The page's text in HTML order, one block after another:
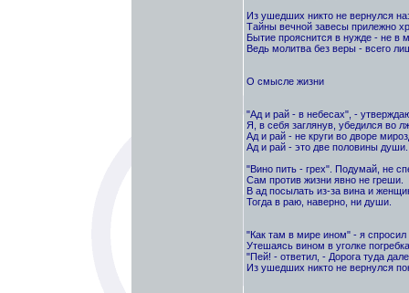
Из ушедших никто не вернулся
Тайны вечной завесы прилежно
Бытие прояснится в нужде - не в
Ведь молитва без веры - всего
О смысле жизни
"Ад и рай - в небесах", -
Я, в себя заглянув, убедился во
Ад и рай - не круги во дворе
Ад и рай - это две половины души.
"Вино пить - грех". Подумай, не
Сам против жизни явно не греши.
В ад посылать из-за вина и
Тогда в раю, наверно, ни души.
"Как там в мире ином" - я спросил
Утешаясь вином в уголке
"Пей! - ответил, - Дорога туда
Из ушедших никто не вернулся